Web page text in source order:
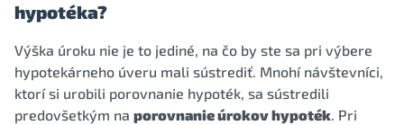
hypotéka?
Výška úroku nie je to jediné, na čo by ste sa pri výbere
hypotekárneho úveru mali sústrediť. Mnohí návštevníci,
ktorí si urobili porovnanie hypoték, sa sústredili
predovšetkým na porovnanie úrokov hypoték. Pri